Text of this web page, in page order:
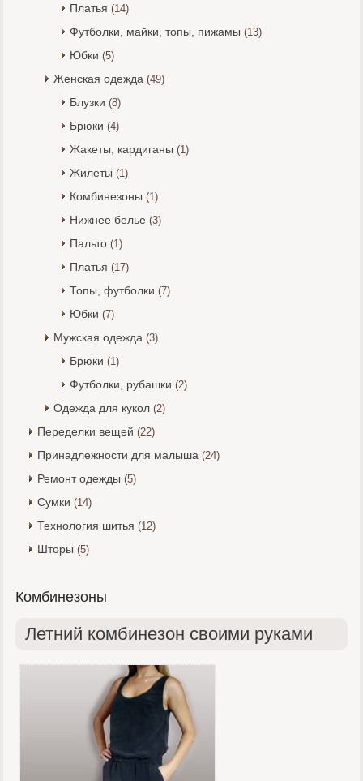
Платья (14)
Футболки, майки, топы, пижамы (13)
Юбки (5)
Женская одежда (49)
Блузки (8)
Брюки (4)
Жакеты, кардиганы (1)
Жилеты (1)
Комбинезоны (1)
Нижнее белье (3)
Пальто (1)
Платья (17)
Топы, футболки (7)
Юбки (7)
Мужская одежда (3)
Брюки (1)
Футболки, рубашки (2)
Одежда для кукол (2)
Переделки вещей (22)
Принадлежности для малыша (24)
Ремонт одежды (5)
Сумки (14)
Технология шитья (12)
Шторы (5)
Комбинезоны
Летний комбинезон своими руками